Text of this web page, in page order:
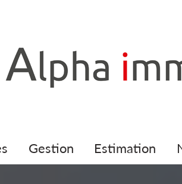
gestion estimation